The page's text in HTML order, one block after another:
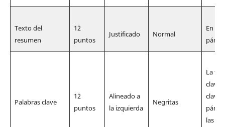
Texto del
resumen
12
puntos
Justificado Normal
En
Palabras clave
12
puntos
Alineado a
la izquierda
Negritas
La
clave
clave
las